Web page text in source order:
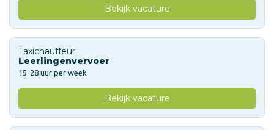
Bekijk vacature
Taxichauffeur
Leerlingenvervoer
15-28 uur per week
Bekijk vacature